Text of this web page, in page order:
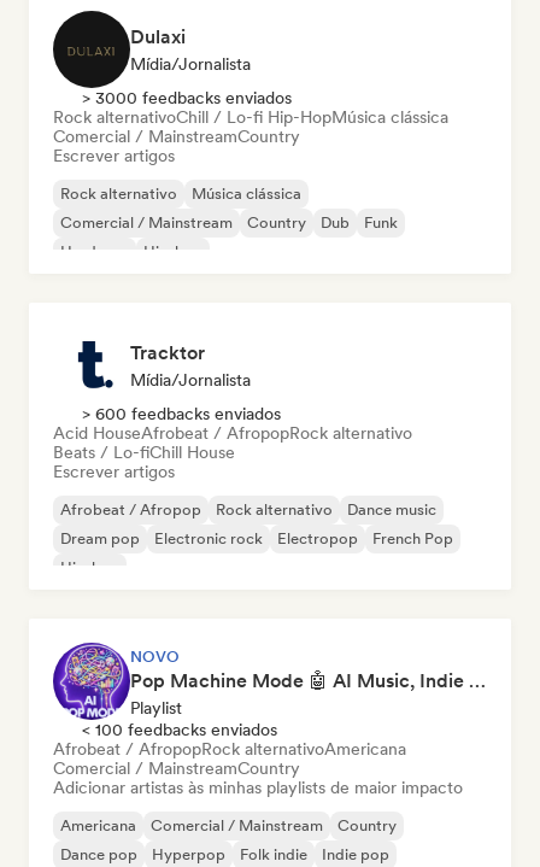
Dulaxi
Mídia/Jornalista
> 3000 feedbacks enviados
Rock alternativoChill / Lo-fi Hip-HopMúsica clássica
Comercial / MainstreamCountry
Escrever artigos
Rock alternativo
Música clássica
Comercial / Mainstream
Country Dub
Funk
Hardcore
Hip-hop
Tracktor
Mídia/Jornalista
> 600 feedbacks enviados
Acid HouseAfrobeat / AfropopRock alternativo
Beats / Lo-fiChill House
Escrever artigos
Afrobeat / Afropop Rock alternativo
Dance music
Dream pop
Electronic rock Electropop
French Pop
Hip-hop
NOVO
Pop Machine Mode 🤖 AI Music, Indie Pop & Dream Pop
Playlist
< 100 feedbacks enviados
Afrobeat / AfropopRock alternativoAmericana
Comercial / MainstreamCountry
Adicionar artistas às minhas playlists de maior impacto
Americana Comercial / Mainstream
Country
Dance pop
Hyperpop Folk indie Indie pop